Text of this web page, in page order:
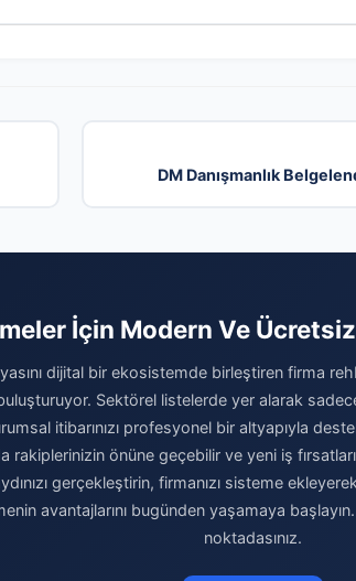
DM Danışmanlık
İçin Modern Ve Ücretsiz
dijital bir ekosistemde birleştiren firma
Sektörel listelerde yer alarak
itibarınızı profesyonel bir altyapıyla
rakiplerinizin önüne geçebilir ve yeni iş
gerçekleştirin, firmanızı sisteme
avantajlarını bugünden yaşamaya
noktadasınız.